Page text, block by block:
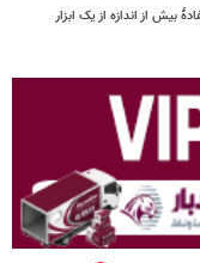
بیش از اندازه از یک ابزار